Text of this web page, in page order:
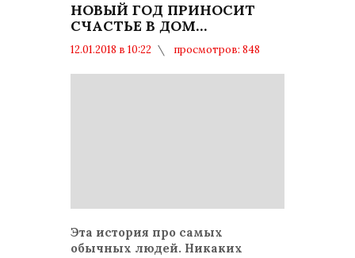
НОВЫЙ ГОД ПРИНОСИТ
СЧАСТЬЕ В ДОМ…
12.01.2018 в 10:22
просмотров: 848
Эта история про самых
обычных людей. Никаких